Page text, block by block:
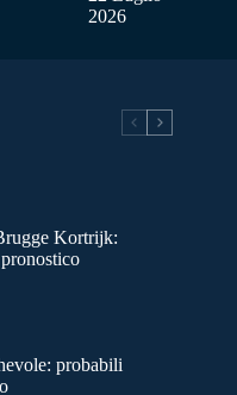
2026
Kortrijk:
probabili